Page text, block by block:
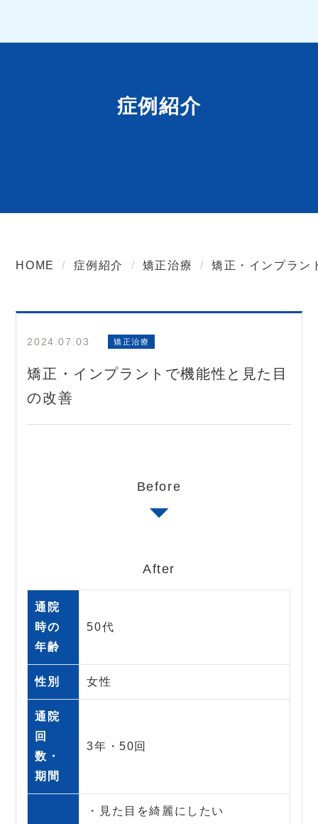
症例紹介
HOME 症例紹介 矯正治療 矯正・インプラン
2024.07.03 矯正治療
矯正・インプラントで機能性と見た目
の改善
Before
After
通院
時の
年齢
50代
性別 女性
通院
回
数・
期間
3年・50回
・見た目を綺麗にしたい